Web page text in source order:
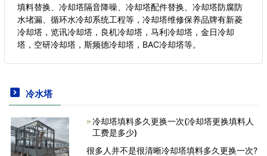
填料替换、冷却塔隔音降噪、冷却塔配件替换、冷却塔防腐防
水堵漏、循环水冷却系统工程等，冷却塔维修保养品牌有新菱
冷却塔，览讯冷却塔，良机冷却塔，马利冷却塔，金日冷却
塔，空研冷却塔，斯频德冷却塔，BAC冷却塔等。
冷水塔
冷却塔填料多久更换一次(冷却塔更换填料人
工费是多少)
很多人并不是很清晰冷却塔填料多久更换一次?